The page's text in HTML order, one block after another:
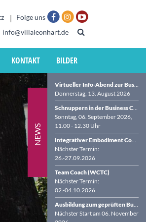
Folge uns
info@villaleonhart.de
KONTAKT BILDER
NEWS
Donnerstag, 13. August 2026
Sonntag, 06. September 2026,
11.00 - 12.30 Uhr
Nächster Termin:
26.-27.09.2026
Team Coach (WCTC)
Nächster Termin:
02.-04.10.2026
Nächster Start am 06. November